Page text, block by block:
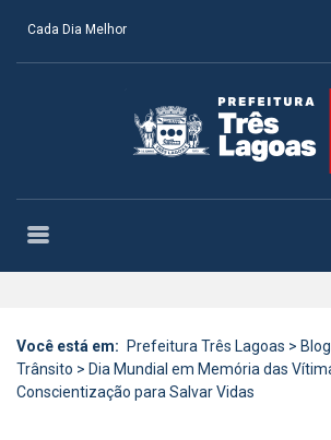
Cada Dia Melhor
Você está em: Prefeitura Três Lagoas > Blog
Trânsito > Dia Mundial em Memória das
Conscientização para Salvar Vidas